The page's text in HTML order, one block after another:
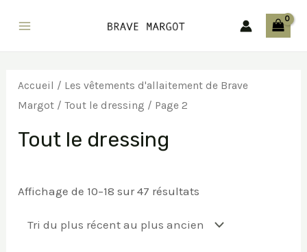
Accueil / Les vêtements d'allaitement de Brave
Margot /Tout le dressing / Page 2
Tout le dressing
Affichage de 10–18 sur 47 résultats
récent